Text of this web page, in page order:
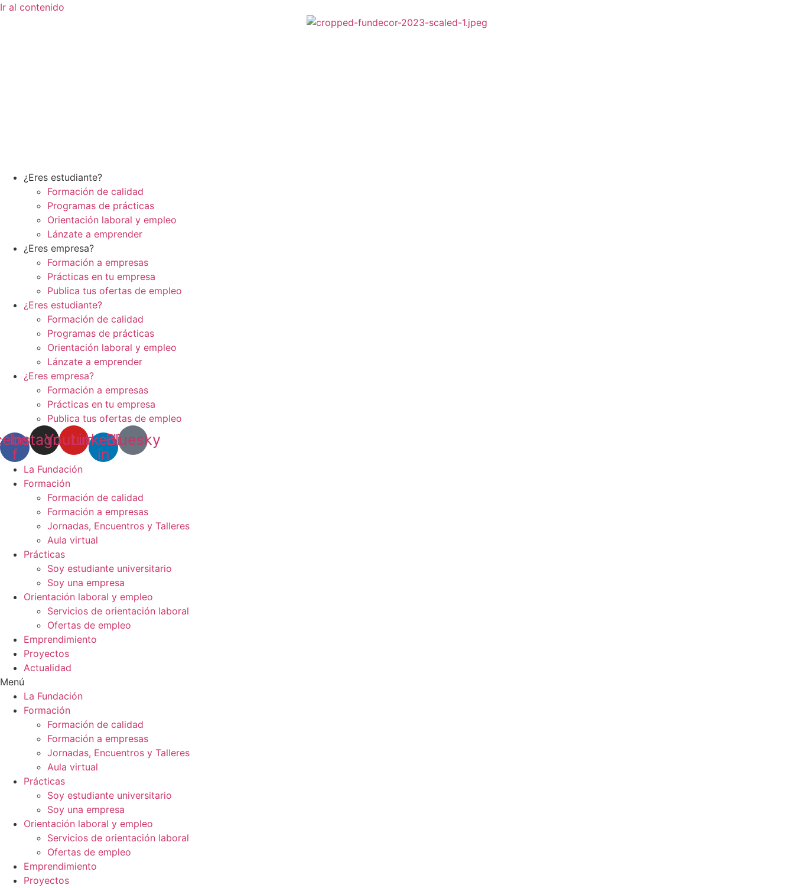
Ir al contenido
¿Eres estudiante?
Formación de calidad
Programas de prácticas
Orientación laboral y empleo
Lánzate a emprender
¿Eres empresa?
Formación a empresas
Prácticas en tu empresa
Publica tus ofertas de empleo
¿Eres estudiante?
Formación de calidad
Programas de prácticas
Orientación laboral y empleo
Lánzate a emprender
¿Eres empresa?
Formación a empresas
Prácticas en tu empresa
Publica tus ofertas de empleo
f
Instagram
Youtube
Linkedin-
in
Bluesky
La Fundación
Formación
Formación de calidad
Formación a empresas
Jornadas, Encuentros y Talleres
Aula virtual
Prácticas
Soy estudiante universitario
Soy una empresa
Orientación laboral y empleo
Servicios de orientación laboral
Ofertas de empleo
Emprendimiento
Proyectos
Actualidad
Menú
La Fundación
Formación
Formación de calidad
Formación a empresas
Jornadas, Encuentros y Talleres
Aula virtual
Prácticas
Soy estudiante universitario
Soy una empresa
Orientación laboral y empleo
Servicios de orientación laboral
Ofertas de empleo
Emprendimiento
Proyectos